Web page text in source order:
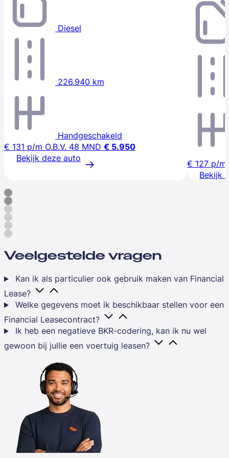
Diesel
226.940 km
Handgeschakeld
€ 131 p/m O.B.V. 48 MND € 5.950
Bekijk deze auto
€ 127 p/m
Bekijk
Veelgestelde vragen
Kan ik als particulier ook gebruik maken van Financial
Lease?
Welke gegevens moet ik beschikbaar stellen voor een
Financial Leasecontract?
Ik heb een negatieve BKR-codering, kan ik nu wel
gewoon bij jullie een voertuig leasen?